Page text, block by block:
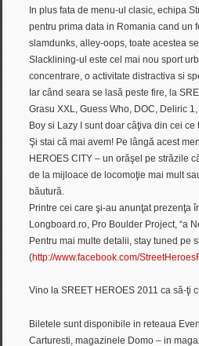
In plus fata de menu-ul clasic, echipa
pentru prima data in Romania cand un
slamdunks, alley-oops, toate acestea
Slacklining-ul este cel mai nou sport
concentrare, o activitate distractiva si
Iar când seara se lasă peste fire, la
Grasu XXL, Guess Who, DOC, Deliric
Boy si Lazy I sunt doar câţiva din cei
Şi stai că mai avem! Pe lângă acest
HEROES CITY – un orăşel pe străzile
de la mijloace de locomoţie mai mult
băutură.
Printre cei care şi-au anunţat prezenţa
Longboard.ro, Pro Boulder Project, “a
Pentru mai multe detalii, stay tuned pe
(http://www.facebook.com/
Vino la SREET HEROES 2011 ca să-ţi
Biletele sunt disponibile in reteaua
Carturesti, magazinele Domo – in